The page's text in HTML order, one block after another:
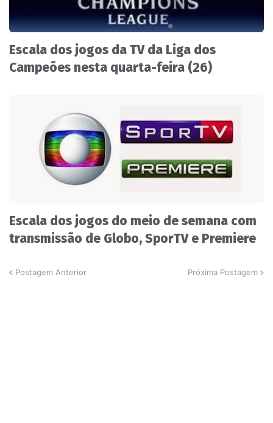
Escala dos jogos da TV da Liga dos
Campeões nesta quarta-feira (26)
Escala dos jogos do meio de semana com
transmissão de Globo, SporTV e Premiere
Postagem Anterior Próxima Postagem